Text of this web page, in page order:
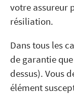
votre assureur
résiliation.
Dans tous les
de garantie
dessus). Vous
élément